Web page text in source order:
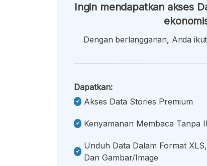
Ingin mendapatkan akses
Dengan berlangganan, Anda
Dapatkan:
Akses Data Stories Premium
Kenyamanan Membaca Tanpa
Unduh Data Dalam Format
Dan Gambar/image